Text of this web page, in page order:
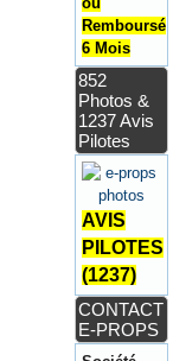
Remboursé
6 Mois
852
Photos &
1237 Avis
Pilotes
AVIS
PILOTES
(1237)
CONTACT
E-PROPS